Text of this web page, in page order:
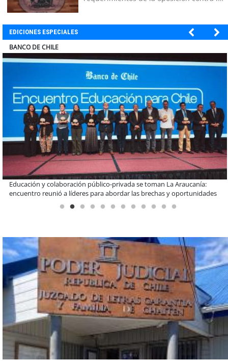
EDICIONES ESPECIALES
ELECTROLUX
Claves para comprar electrodomésticos durante el Black Sale